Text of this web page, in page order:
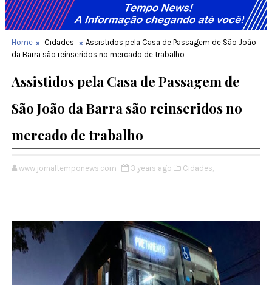
Home Cidades
Assistidos pela Casa de Passagem de São João
da Barra são reinseridos no mercado de trabalho
Assistidos pela Casa de Passagem de
São João da Barra são reinseridos no
mercado de trabalho
www.jornaltemponews.com 3 years ago Cidades,